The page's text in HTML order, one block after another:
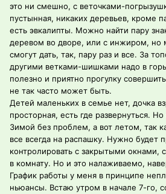
это ни смешно, с веточками-
пустынная, никаких деревьев, кроме
есть эвкалипты. Можно найти пару
деревом во дворе, или с инжиром, но
смогут дать, так, пару раз и все. За
другими ветками-шишками надо в
полезно и приятно прогулку
не так часто может быть.
Детей маленьких в семье нет, дочка
просторная, есть где развернуться.
Зимой без проблем, а вот летом, так
все всегда на распашку. Нужно будет
контролировать с закрытыми окнами,
в комнату. Но и это налаживаемо,
График работы у меня в принципе
ньюансы. Встаю утром в начале 7-го,